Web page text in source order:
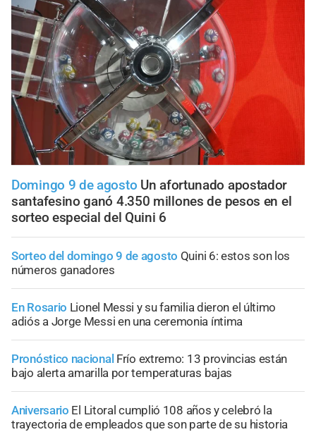
Domingo 9 de agosto Un afortunado apostador
santafesino ganó 4.350 millones de pesos en el
sorteo especial del Quini 6
Sorteo del domingo 9 de agosto Quini 6: estos son los
números ganadores
En Rosario Lionel Messi y su familia dieron el último
adiós a Jorge Messi en una ceremonia íntima
Pronóstico nacional Frío extremo: 13 provincias están
bajo alerta amarilla por temperaturas bajas
Aniversario El Litoral cumplió 108 años y celebró la
trayectoria de empleados que son parte de su historia